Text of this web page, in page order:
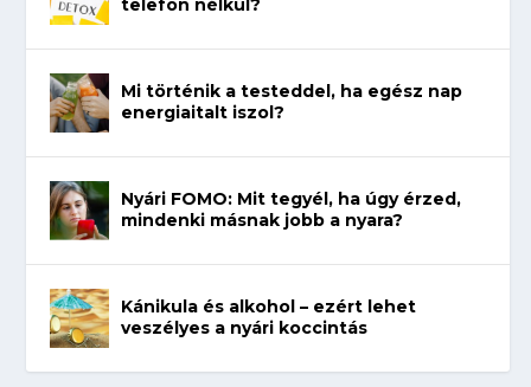
telefon nélkül?
Mi történik a testeddel, ha egész nap
energiaitalt iszol?
Nyári FOMO: Mit tegyél, ha úgy érzed,
mindenki másnak jobb a nyara?
Kánikula és alkohol – ezért lehet
veszélyes a nyári koccintás